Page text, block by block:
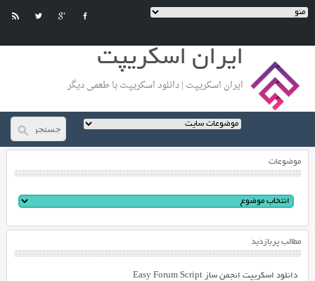
ایران اسکریپت
ایران اسکریپت | دانلود اسکریپت با طعمی دیگر
موضوعات
مطالب پربازدید
دانلود اسکریپت انجمن ساز Easy Forum Script